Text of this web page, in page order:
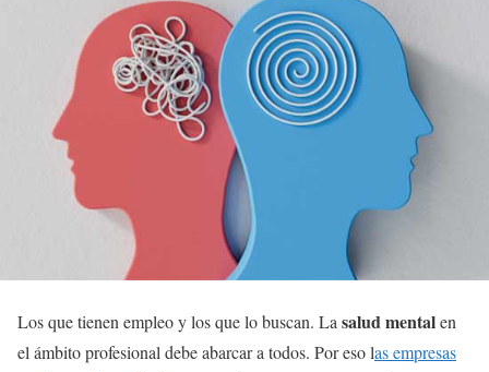
Los que tienen empleo y los que lo buscan. La salud mentalen
el ámbito profesional debe abarcar a todos. Por eso las empresas